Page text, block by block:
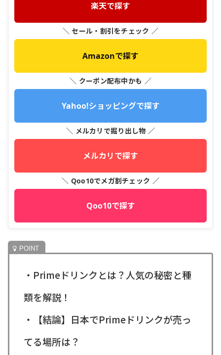
楽天で探す
＼ セール・割引をチェック ／
Amazonで探す
＼ クーポン配布中かも ／
Yahoo!ショッピングで探す
＼ メルカリで掘り出し物 ／
メルカリで探す
＼ Qoo10でメガ割チェック ／
Qoo10で探す
・Primeドリンクとは？人気の秘密と種
類を解説！
・【結論】日本でPrimeドリンクが売っ
てる場所は？